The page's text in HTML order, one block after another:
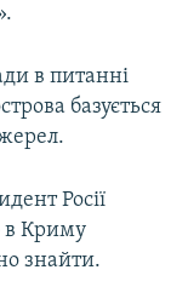
в питанні
базується
Росії
в Криму
знайти.